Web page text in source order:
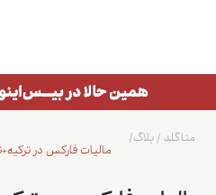
مالیات فارکس در ترکیه+نکات
/بلاگ /